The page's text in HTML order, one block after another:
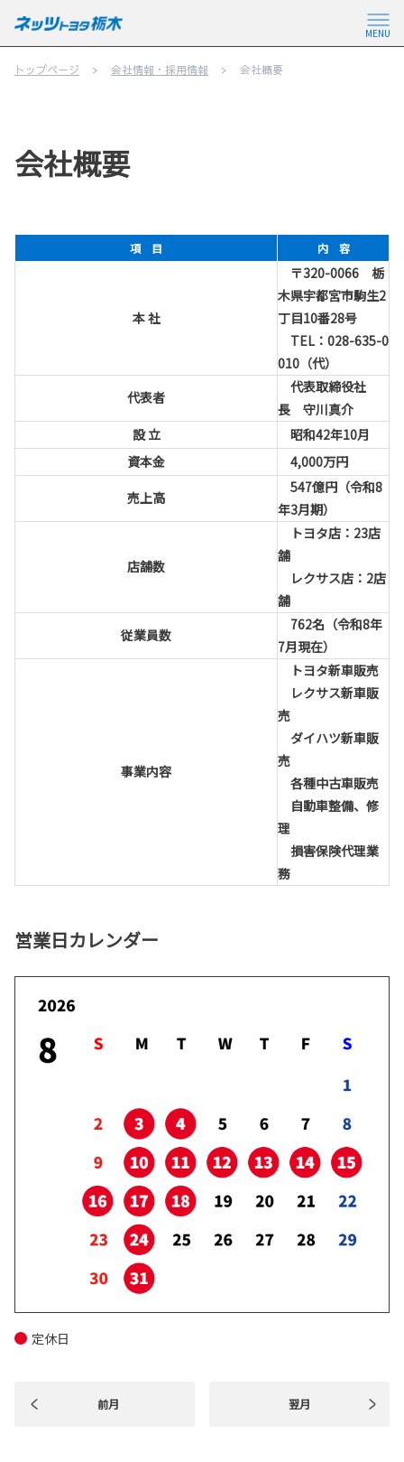
MENU
トップページ 会社情報・採用情報 会社概要
会社概要
項 目 内 容
本 社
〒320-0066 栃
木県宇都宮市駒生2
丁目10番28号
TEL：028-635-0
010（代）
代表者
代表取締役社
長 守川真介
設 立
昭和42年10月
資本金
4,000万円
売上高
547億円（令和8
年3月期）
店舗数
トヨタ店：23店
舗
レクサス店：2店
舗
従業員数
762名（令和8年
7月現在）
事業内容
トヨタ新車販売
レクサス新車販
売
ダイハツ新車販
売
各種中古車販売
自動車整備、修
理
損害保険代理業
務
営業日カレンダー
定休日
前月 翌月